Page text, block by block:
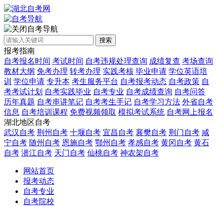
自考导航
搜索
报考指南
自考报名时间 考试时间 自考违规处理查询 成绩复查 考场查询
教材大纲 免考办理 转考办理 实践考核 毕业申请 学位英语培
训 学位申请 专升本 考生服务平台 自考报考动态 自考政策 自
考考试计划 自考实践毕业 自考专业 自考成绩查询 自考问答
历年真题 自考串讲笔记 自考考生手记 自考学习方法 外省自考
信息 自考培训课程 免费视频领取 模拟考试系统 自考网上报名
湖北地区自考
武汉自考 荆州自考 十堰自考 宜昌自考 襄樊自考 荆门自考 咸
宁自考 随州自考 恩施自考 鄂州自考 孝感自考 黄冈自考 黄石
自考 潜江自考 天门自考 仙桃自考 神农架自考
网站首页
报考动态
自考专业
自考院校